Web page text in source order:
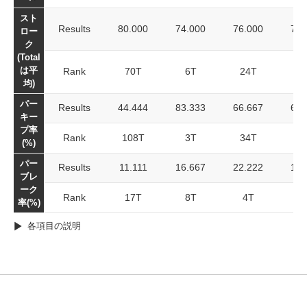
スト
ロー
ク
(Total
は平
均)
Results 80.000 74.000 76.000
Rank 70T 6T 24T
パー
キー
プ率
(%)
Results 44.444 83.333 66.667
Rank 108T 3T 34T
パー
ブレ
ーク
率(%)
Results 11.111 16.667 22.222
Rank 17T 8T 4T
各項目の説明